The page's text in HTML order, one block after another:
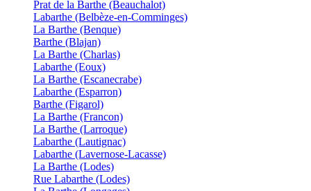
Prat de la Barthe (Beauchalot)
Labarthe (Belbèze-en-Comminges)
La Barthe (Benque)
Barthe (Blajan)
La Barthe (Charlas)
Labarthe (Eoux)
La Barthe (Escanecrabe)
Labarthe (Esparron)
Barthe (Figarol)
La Barthe (Francon)
La Barthe (Larroque)
Labarthe (Lautignac)
Labarthe (Lavernose-Lacasse)
La Barthe (Lodes)
Rue Labarthe (Lodes)